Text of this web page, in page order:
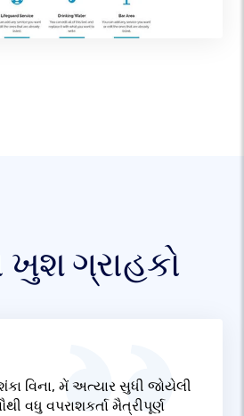
ખુશ ગ્રાહકો
વિના, મેં અત્યાર સુધી જોયેલી
વધુ વપરાશકર્તા મૈત્રીપૂર્ણ